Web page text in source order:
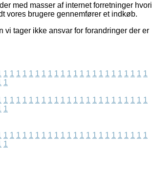
med masser af internet forretninger hvori
vores brugere gennemfører et indkøb.
tager ikke ansvar for forandringer der er
1 1 1 1 1 1 1 1 1 1 1 1 1 1 1 1 1 1 1 1 1 1 1
1
1 1 1 1 1 1 1 1 1 1 1 1 1 1 1 1 1 1 1 1 1 1 1
1
1 1 1 1 1 1 1 1 1 1 1 1 1 1 1 1 1 1 1 1 1 1 1
1